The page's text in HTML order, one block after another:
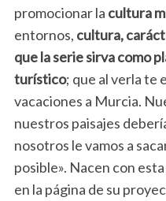
promocionar la cultura
entornos, cultura,
que la serie sirva como
turístico; que al verla te
vacaciones a Murcia.
nuestros paisajes
nosotros le vamos a
posible». Nacen con
en la página de su